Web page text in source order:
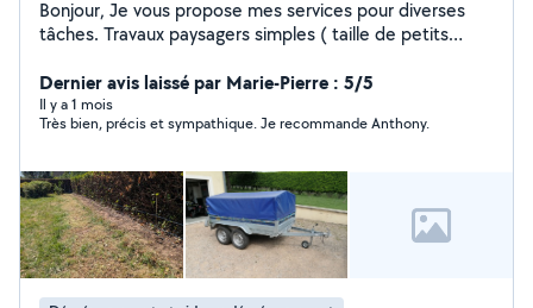
Bonjour, Je vous propose mes services pour diverses
tâches. Travaux paysagers simples ( taille de petits
peux faire diverses prestations,vider des pièces ,
nettoyer, débarrasser. Je peux également proposer
différents services à la personne et petits travaux à
A bientôt
Dernier avis laissé par Marie-Pierre : 5/5
Il y a 1 mois
Très bien, précis et sympathique. Je recommande Anthony.